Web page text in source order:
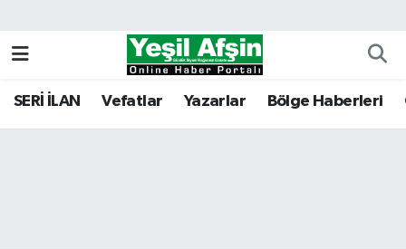
SERİ İLAN Vefatlar Yazarlar Bölge Haberleri
Kahramanmaraş Nöbetçi Eczaneler